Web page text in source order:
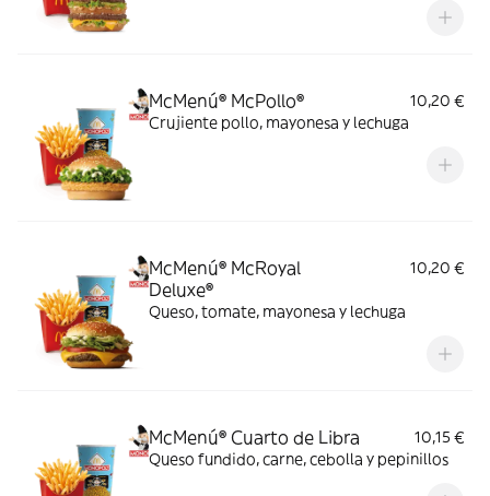
McMenú® McPollo®
10,20 €
Crujiente pollo, mayonesa y lechuga
McMenú® McRoyal
Deluxe®
10,20 €
Queso, tomate, mayonesa y lechuga
McMenú® Cuarto de Libra
10,15 €
Queso fundido, carne, cebolla y pepinillos